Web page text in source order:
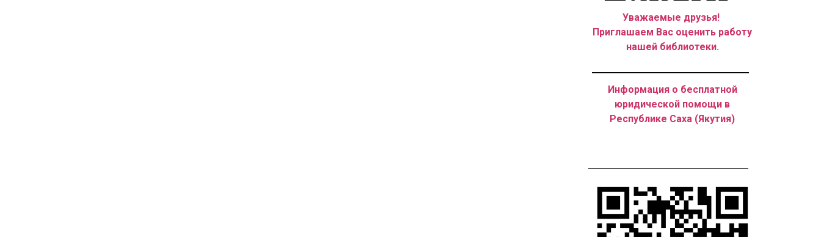
Уважаемые друзья!
Приглашаем Вас оценить работу
нашей библиотеки.
Информация о бесплатной
юридической помощи в
Республике Саха (Якутия)